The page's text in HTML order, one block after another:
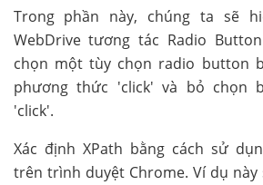
Trong phần này, chúng ta sẽ
WebDrive tương tác Radio
chọn một tùy chọn radio button
phương thức 'click' và bỏ chọn
'click'.
Xác định XPath bằng cách sử
trên trình duyệt Chrome. Ví dụ